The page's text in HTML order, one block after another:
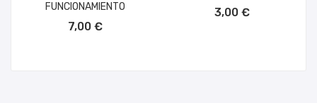
FUNCIONAMIENTO
7,00 €
3,00 €